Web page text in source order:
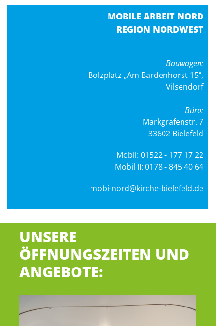
MOBILE ARBEIT NORD
REGION NORDWEST
Bauwagen:
Bolzplatz „Am Bardenhorst 15“,
Vilsendorf
Büro:
Markgrafenstr. 7
33602 Bielefeld
Mobil: 01522 - 177 17 22
Mobil II: 0178 - 845 40 64
mobi-nord@kirche-bielefeld.de
UNSERE
ÖFFNUNGSZEITEN UND
ANGEBOTE: